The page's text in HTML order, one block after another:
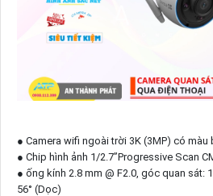
● Camera wifi ngoài trời 3K (3MP) có màu
● Chip hình ảnh 1/2.7”Progressive Scan
● ống kính 2.8 mm @ F2.0, góc quan sát:
56° (Dọc)